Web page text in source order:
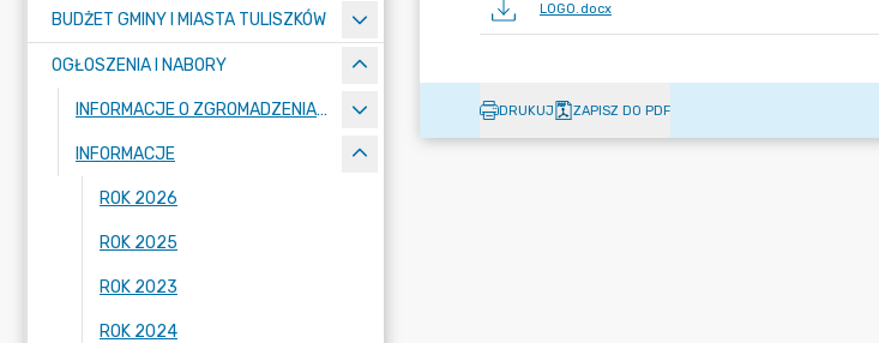
BUDŻET GMINY I MIASTA TULISZKÓW
OGŁOSZENIA I NABORY
INFORMACJE O ZGROMADZENIACH
INFORMACJE
ROK 2026
ROK 2025
ROK 2023
ROK 2024
LOGO.docx
DRUKUJ ZAPISZ DO PDF